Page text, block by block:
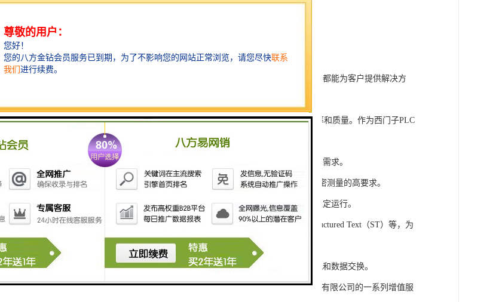
口和编程模式可选，满足不同用户的个性化要求。
的软件工具和技术支持，可快速部署系统，缩短项目周期。
技和机电领域内有着到的见解。无论是提供技术咨询，还是进行技术开发和转让，我们都能为客户提供解决方
块S7-300系列产品是一系列高可靠性、高性能的工控设备，旨在tisheng生产效率和质量。作为西门子PLC
，S7-300系列产品具有以下突出特点：
S7-300系列产品设计特，可根据客户需求灵活配置输入输出模块，满足不同规模工程的需求。
量输入输出：S7-300系列产品支持多达8个模拟量输入输出通道，可满足对于控制和精密测量的高要求。
S7-300系列产品采用的硬件和软件技术，具有高度可靠性和稳定性，保证系统的长期稳定运行。
系列产品采用TIA Portal开发环境，支持多种编程语言，如Ladder Diagram（LD）、Structured Text（ST）等，为
择。
300系列产品配备丰富的通讯接口，可与其他工控设备无缝集成，实现设备之间的通讯和数据交换。
模块S7-300系列产品，不仅获得了可靠的工控设备，还将获得浔之漫智控技术(上海)有限公司的一系列增值服